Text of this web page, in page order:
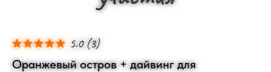
5.0 (3)
Оранжевый остров + дайвинг для